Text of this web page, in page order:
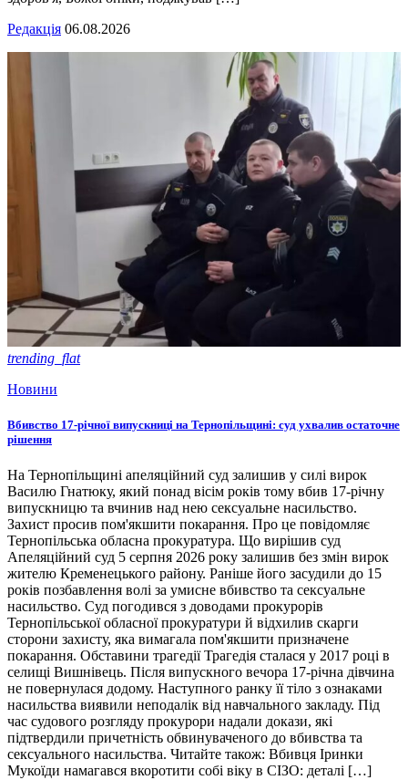
Редакція 06.08.2026
trending_flat
Новини
Вбивство 17-річної випускниці на Тернопільщині: суд ухвалив остаточне
рішення
На Тернопільщині апеляційний суд залишив у силі вирок
Василю Гнатюку, який понад вісім років тому вбив 17-річну
випускницю та вчинив над нею сексуальне насильство.
Захист просив пом'якшити покарання. Про це повідомляє
Тернопільська обласна прокуратура. Що вирішив суд
Апеляційний суд 5 серпня 2026 року залишив без змін вирок
жителю Кременецького району. Раніше його засудили до 15
років позбавлення волі за умисне вбивство та сексуальне
насильство. Суд погодився з доводами прокурорів
Тернопільської обласної прокуратури й відхилив скарги
сторони захисту, яка вимагала пом'якшити призначене
покарання. Обставини трагедії Трагедія сталася у 2017 році в
селищі Вишнівець. Після випускного вечора 17-річна дівчина
не повернулася додому. Наступного ранку її тіло з ознаками
насильства виявили неподалік від навчального закладу. Під
час судового розгляду прокурори надали докази, які
підтвердили причетність обвинуваченого до вбивства та
сексуального насильства. Читайте також: Вбивця Іринки
Мукоїди намагався вкоротити собі віку в СІЗО: деталі […]